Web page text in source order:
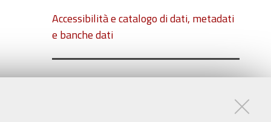
Accessibilità e catalogo di dati, metadati
e banche dati